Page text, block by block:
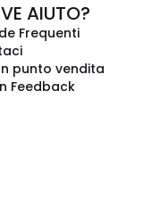
AIUTO?
Frequenti
punto vendita
Feedback